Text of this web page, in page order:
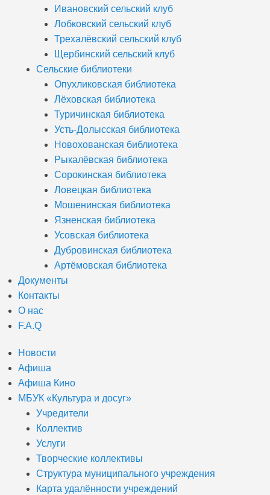
Ивановский сельский клуб
Лобковский сельский клуб
Трехалёвский сельский клуб
Щербинский сельский клуб
Сельские библиотеки
Опухликовская библиотека
Лёховская библиотека
Туричинская библиотека
Усть-Долысская библиотека
Новохованская библиотека
Рыкалёвская библиотека
Сорокинская библиотека
Ловецкая библиотека
Мошенинская библиотека
Язненская библиотека
Усовская библиотека
Дубровинская библиотека
Артёмовская библиотека
Документы
Контакты
О нас
F.A.Q
Новости
Афиша
Афиша Кино
МБУК «Культура и досуг»
Учредители
Коллектив
Услуги
Творческие коллективы
Структура муниципального учреждения
Карта удалённости учреждений